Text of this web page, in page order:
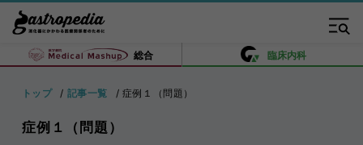
総合 臨床内科
トップ 記事一覧 症例１（問題）
症例１（問題）